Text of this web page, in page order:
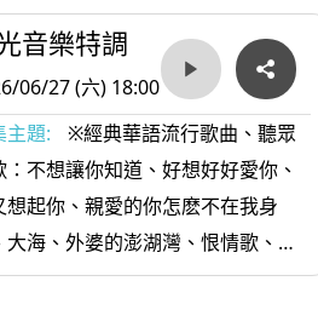
...等。
音樂特調
06/27 (六) 18:00
主題:
※經典華語流行歌曲、聽眾
：不想讓你知道、好想好好愛你、
想起你、親愛的你怎麽不在我身
大海、外婆的澎湖灣、恨情歌、然
Summer、我愛夏天、夏天的風、